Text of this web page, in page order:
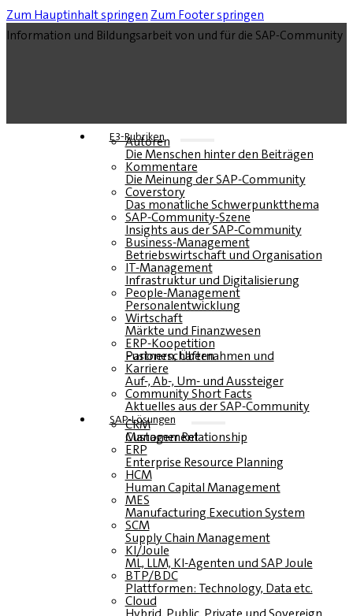
Zum Hauptinhalt springen Zum Footer springen
Information und Bildungsarbeit von und für die SAP-Community
E3-Rubriken
Autoren
Die Menschen hinter den Beiträgen
Kommentare
Die Meinung der SAP-Community
Coverstory
Das monatliche Schwerpunktthema
SAP-Community-Szene
Insights aus der SAP-Community
Business-Management
Betriebswirtschaft und Organisation
IT-Management
Infrastruktur und Digitalisierung
People-Management
Personalentwicklung
Wirtschaft
Märkte und Finanzwesen
ERP-Koopetition
Fusionen, Übernahmen und Partnerschaften
Karriere
Auf-, Ab-, Um- und Aussteiger
Community Short Facts
Aktuelles aus der SAP-Community
SAP-Lösungen
CRM
Customer Relationship Management
ERP
Enterprise Resource Planning
HCM
Human Capital Management
MES
Manufacturing Execution System
SCM
Supply Chain Management
KI/Joule
ML, LLM, KI-Agenten und SAP Joule
BTP/BDC
Plattformen: Technology, Data etc.
Cloud